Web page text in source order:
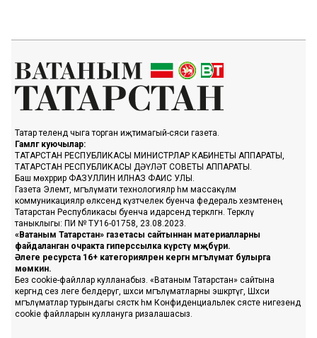
Татар телендә чыга торган иҗтимагый-сәяси газета.
Гамәлгә куючылар:
ТАТАРСТАН РЕСПУБЛИКАСЫ МИНИСТРЛАР КАБИНЕТЫ АППАРАТЫ,
ТАТАРСТАН РЕСПУБЛИКАСЫ ДӘҮЛӘТ СОВЕТЫ АППАРАТЫ.
Баш мөхәррир ФАЗУЛЛИН ИЛНАЗ ФАИС УЛЫ.
Газета Элемтә, мәгълүмати технологияләр һәм массакүләм
коммуникацияләр өлкәсендә күзәтчелек буенча федераль хезмәтенең
Татарстан Республикасы буенча идарәсендә теркәлгән. Теркәлү
таныклыгы: ПИ № ТУ16-01758, 23.08.2023.
«Ватаным Татарстан» газетасы сайтыннан материалларны
файдаланган очракта гиперссылка күрсәтү мәҗбүри.
Әлеге ресурста 16+ категорияләренә кергән мәгълүмат булырга
мөмкин.
Без cookie-файллар кулланабыз. «Ватаным Татарстан» сайтына
кергәндә сез әлеге белдерүгә, шәхси мәгълүматларны эшкәртүгә, Шәхси
мәгълүматлар турындагы сәясәткә һәм Конфиденциальлек сәясәте нигезендә
cookie файлларын куллануга ризалашасыз.